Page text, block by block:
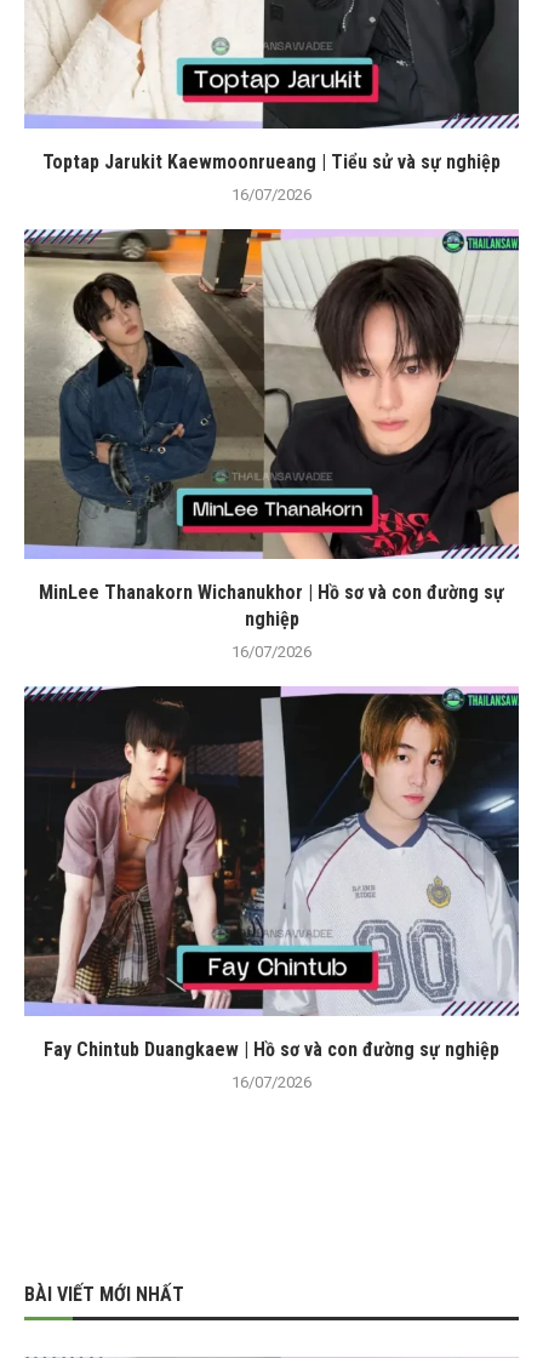
Toptap Jarukit Kaewmoonrueang | Tiểu sử và sự nghiệp
16/07/2026
MinLee Thanakorn Wichanukhor | Hồ sơ và con đường sự
nghiệp
16/07/2026
Fay Chintub Duangkaew | Hồ sơ và con đường sự nghiệp
16/07/2026
BÀI VIẾT MỚI NHẤT